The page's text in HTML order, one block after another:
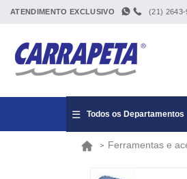
ATENDIMENTO EXCLUSIVO (21) 2643-
Todos os Departamentos
Ferramentas e